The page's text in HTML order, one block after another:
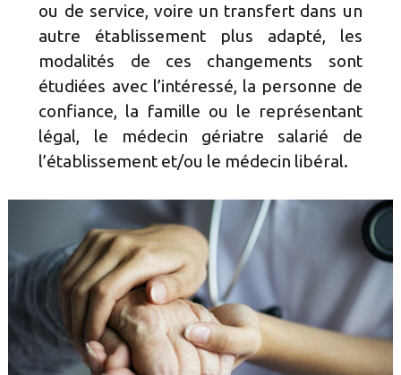
ou de service, voire un transfert dans un
autre établissement plus adapté, les
modalités de ces changements sont
étudiées avec l’intéressé, la personne de
confiance, la famille ou le représentant
légal, le médecin gériatre salarié de
l’établissement et/ou le médecin libéral.